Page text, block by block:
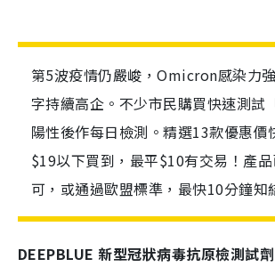
第5波疫情仍嚴峻，Omicron感染力
字持續高企。不少市民購買快速測試
陽性後作每日檢測。精選13款優惠價
$19以下買到，最平$10有交易！產
可，或通過歐盟標準，最快10分鐘知
DEEPBLUE 新型冠狀病毒抗原檢測試劑